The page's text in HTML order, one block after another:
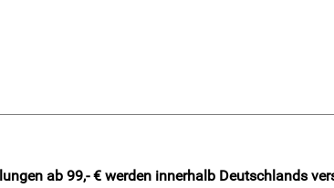
ab 99,- € werden innerhalb Deutschlands